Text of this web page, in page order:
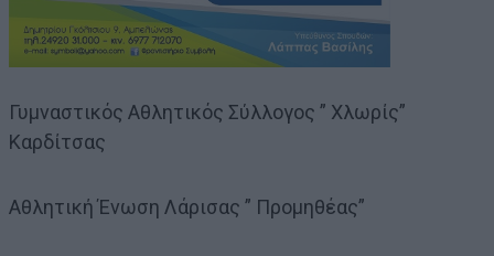
Γυμναστικός Αθλητικός Σύλλογος ” Χλωρίς”
Καρδίτσας
Αθλητική Ένωση Λάρισας ” Προμηθέας”